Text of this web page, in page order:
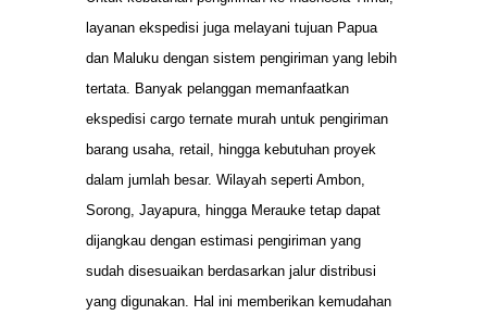
layanan ekspedisi juga melayani tujuan Papua
dan Maluku dengan sistem pengiriman yang lebih
tertata. Banyak pelanggan memanfaatkan
ekspedisi cargo ternate murah untuk pengiriman
barang usaha, retail, hingga kebutuhan proyek
dalam jumlah besar. Wilayah seperti Ambon,
Sorong, Jayapura, hingga Merauke tetap dapat
dijangkau dengan estimasi pengiriman yang
sudah disesuaikan berdasarkan jalur distribusi
yang digunakan. Hal ini memberikan kemudahan